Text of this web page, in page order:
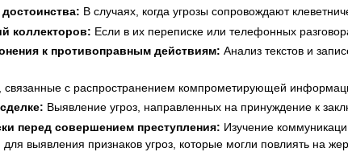
В случаях, когда угрозы сопровождают
коллекторов: Если в их переписке или телефонных
к противоправным действиям: Анализ текстов и
связанные с распространением компрометирующей
Выявление угроз, направленных на принуждение к
перед совершением преступления: Изучение
выявления признаков угроз, которые могли повлиять на